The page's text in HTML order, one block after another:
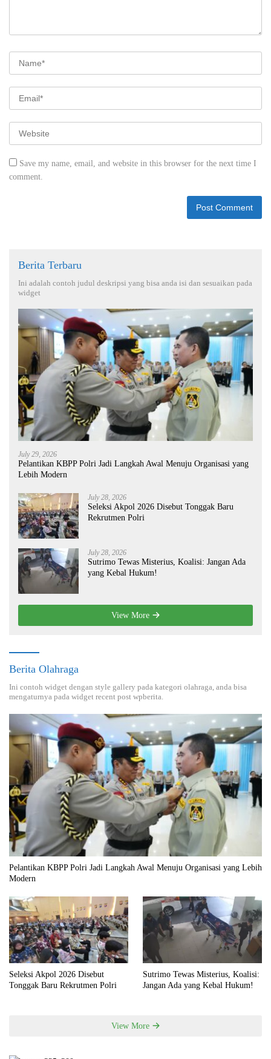
Save my name, email, and website in this browser for the next time I
comment.
Berita Terbaru
Ini adalah contoh judul deskripsi yang bisa anda isi dan sesuaikan pada
widget
July 29, 2026
Pelantikan KBPP Polri Jadi Langkah Awal Menuju Organisasi yang
Lebih Modern
July 28, 2026
Seleksi Akpol 2026 Disebut Tonggak Baru
Rekrutmen Polri
July 28, 2026
Sutrimo Tewas Misterius, Koalisi: Jangan Ada
yang Kebal Hukum!
View More
Berita Olahraga
Ini contoh widget dengan style gallery pada kategori olahraga, anda bisa
mengaturnya pada widget recent post wpberita.
Pelantikan KBPP Polri Jadi Langkah Awal Menuju Organisasi yang Lebih
Modern
Seleksi Akpol 2026 Disebut
Tonggak Baru Rekrutmen Polri
Sutrimo Tewas Misterius, Koalisi:
Jangan Ada yang Kebal Hukum!
View More